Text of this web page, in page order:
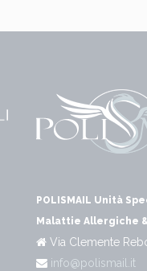
POLISMAIL Unità
Malattie Allergiche
Via Clemente
info@polismail.it